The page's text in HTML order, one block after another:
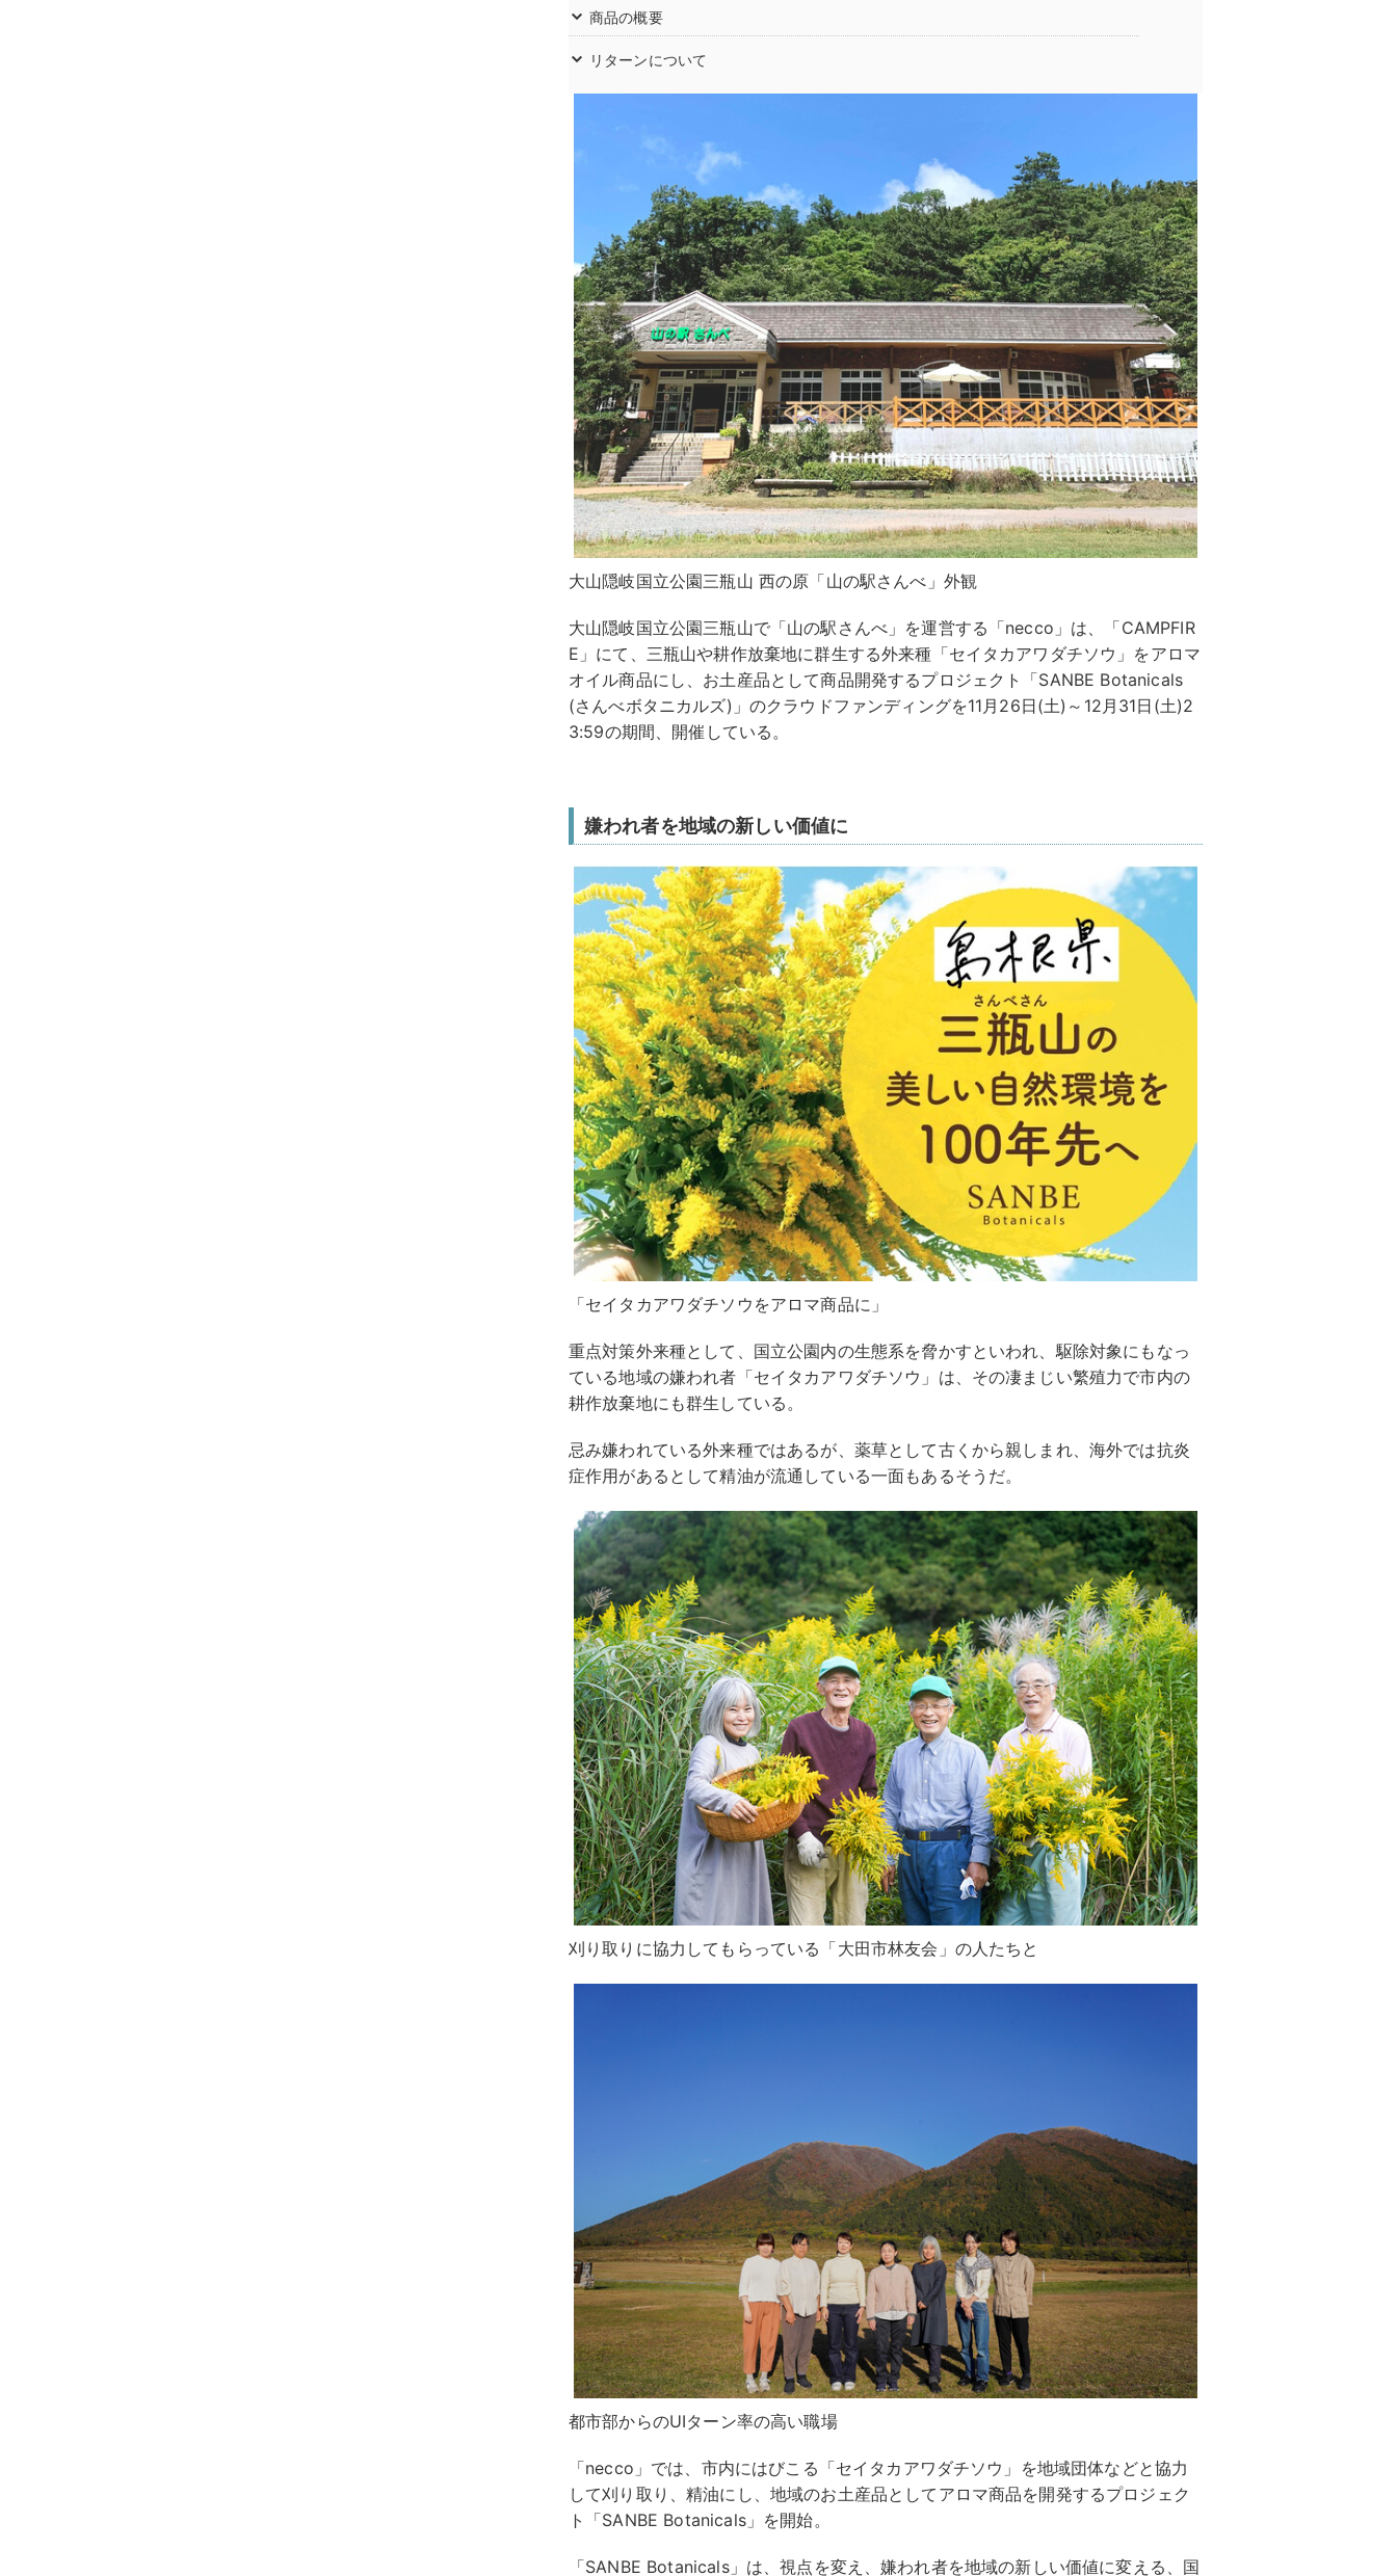
商品の概要
リターンについて
大山隠岐国立公園三瓶山 西の原「山の駅さんべ」外観
大山隠岐国立公園三瓶山で「山の駅さんべ」を運営する「necco」は、「CAMPFIR
E」にて、三瓶山や耕作放棄地に群生する外来種「セイタカアワダチソウ」をアロマ
オイル商品にし、お土産品として商品開発するプロジェクト「SANBE Botanicals
(さんべボタニカルズ)」のクラウドファンディングを11月26日(土)～12月31日(土)2
3:59の期間、開催している。
嫌われ者を地域の新しい価値に
「セイタカアワダチソウをアロマ商品に」
重点対策外来種として、国立公園内の生態系を脅かすといわれ、駆除対象にもなっ
ている地域の嫌われ者「セイタカアワダチソウ」は、その凄まじい繁殖力で市内の
耕作放棄地にも群生している。
忌み嫌われている外来種ではあるが、薬草として古くから親しまれ、海外では抗炎
症作用があるとして精油が流通している一面もあるそうだ。
刈り取りに協力してもらっている「大田市林友会」の人たちと
都市部からのUIターン率の高い職場
「necco」では、市内にはびこる「セイタカアワダチソウ」を地域団体などと協力
して刈り取り、精油にし、地域のお土産品としてアロマ商品を開発するプロジェク
ト「SANBE Botanicals」を開始。
「SANBE Botanicals」は、視点を変え、嫌われ者を地域の新しい価値に変える、国